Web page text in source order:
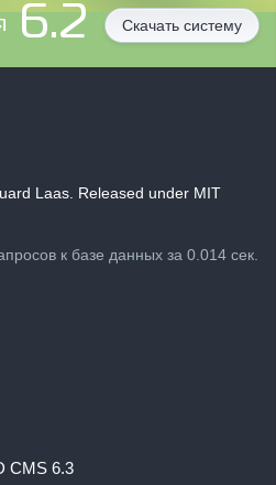
6.2 Скачать систему
Laas. Released under MIT
к базе данных за 0.014 сек.
CMS 6.3